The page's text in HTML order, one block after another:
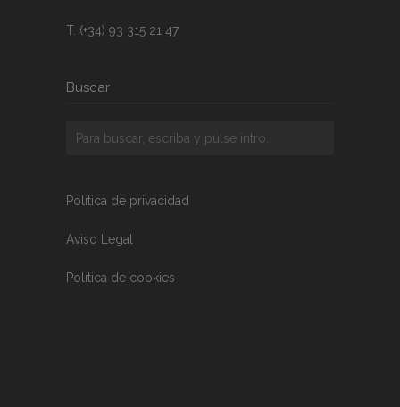
T. (+34) 93 315 21 47
Buscar
Política de privacidad
Aviso Legal
Política de cookies